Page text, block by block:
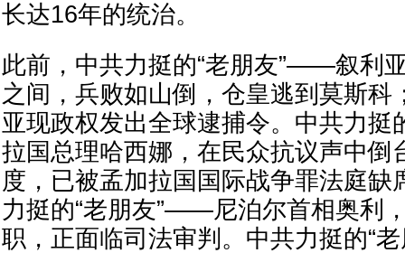
长达16年的统治。
此前，中共力挺的“老朋友”——叙利
之间，兵败如山倒，仓皇逃到莫斯科
亚现政权发出全球逮捕令。中共力
拉国总理哈西娜，在民众抗议声中倒
度，已被孟加拉国国际战争罪法庭缺
力挺的“老朋友”——尼泊尔首相奥利
职，正面临司法审判。中共力挺的“